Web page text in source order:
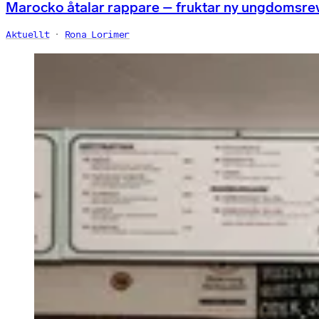
Marocko åtalar rappare – fruktar ny
Aktuellt Rona Lorimer